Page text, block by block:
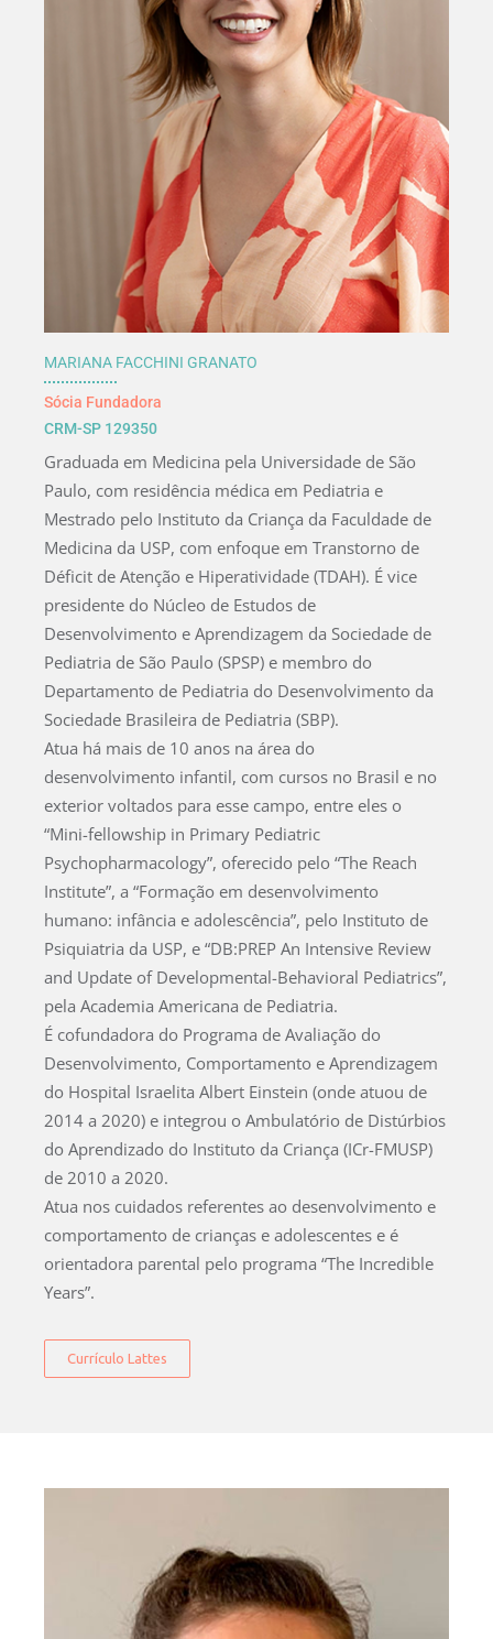
MARIANA FACCHINI GRANATO
Sócia Fundadora
CRM-SP 129350
Graduada em Medicina pela Universidade de São
Paulo, com residência médica em Pediatria e
Mestrado pelo Instituto da Criança da Faculdade de
Medicina da USP, com enfoque em Transtorno de
Déficit de Atenção e Hiperatividade (TDAH). É vice
presidente do Núcleo de Estudos de
Desenvolvimento e Aprendizagem da Sociedade de
Pediatria de São Paulo (SPSP) e membro do
Departamento de Pediatria do Desenvolvimento da
Sociedade Brasileira de Pediatria (SBP).
Atua há mais de 10 anos na área do
desenvolvimento infantil, com cursos no Brasil e no
exterior voltados para esse campo, entre eles o
“Mini-fellowship in Primary Pediatric
Psychopharmacology”, oferecido pelo “The Reach
Institute”, a “Formação em desenvolvimento
humano: infância e adolescência”, pelo Instituto de
Psiquiatria da USP, e “DB:PREP An Intensive Review
and Update of Developmental-Behavioral Pediatrics”,
pela Academia Americana de Pediatria.
É cofundadora do Programa de Avaliação do
Desenvolvimento, Comportamento e Aprendizagem
do Hospital Israelita Albert Einstein (onde atuou de
2014 a 2020) e integrou o Ambulatório de Distúrbios
do Aprendizado do Instituto da Criança (ICr-FMUSP)
de 2010 a 2020.
Atua nos cuidados referentes ao desenvolvimento e
comportamento de crianças e adolescentes e é
orientadora parental pelo programa “The Incredible
Years”.
Currículo Lattes